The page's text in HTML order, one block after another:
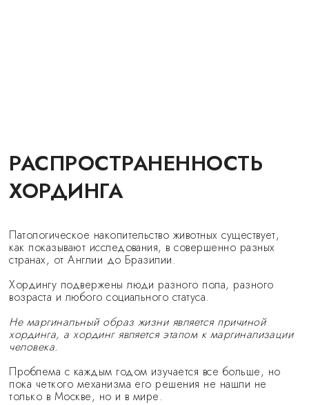
РАСПРОСТРАНЕННОСТЬ
ХОРДИНГА
Патологическое накопительство животных существует,
как показывают исследования, в совершенно разных
странах, от Англии до Бразилии.
Хордингу подвержены люди разного пола, разного
возраста и любого социального статуса.
Не маргинальный образ жизни является причиной
хординга, а хординг является этапом к маргинализации
человека.
Проблема с каждым годом изучается все больше, но
пока четкого механизма его решения не нашли не
только в Москве, но и в мире.